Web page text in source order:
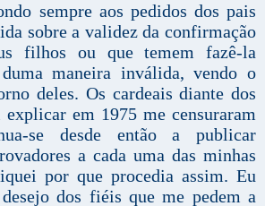
sempre aos pedidos dos pais
sobre a validez da confirmação
filhos ou que temem fazê-la
maneira inválida, vendo o
deles. Os cardeais diante dos
em 1975 me censuraram
se desde então a publicar
a cada uma das minhas
por que procedia assim. Eu
dos fiéis que me pedem a